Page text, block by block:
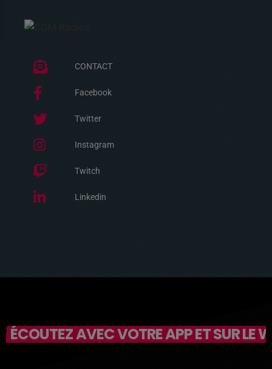
CONTACT
Facebook
Twitter
Instagram
Twitch
Linkedin
ÉCOUTEZ AVEC VOTRE APP ET SUR LE